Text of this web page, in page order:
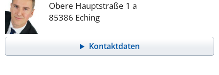
Obere Hauptstraße 1 a
85386 Eching
Kontaktdaten